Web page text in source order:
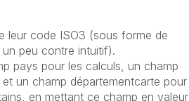
leur code ISO3 (sous forme de
peu contre intuitif).
pays pour les calculs, un champ
un champ départementcarte pour
en mettant ce champ en valeur